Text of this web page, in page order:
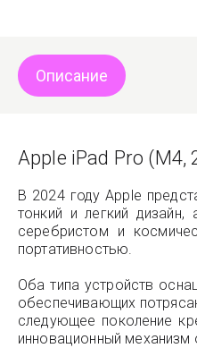
Описание
Apple iPad Pro (M4,
В 2024 году Apple
тонкий и легкий
серебристом и
портативностью.
Оба типа устройств
обеспечивающих
следующее поколение
инновационный механизм